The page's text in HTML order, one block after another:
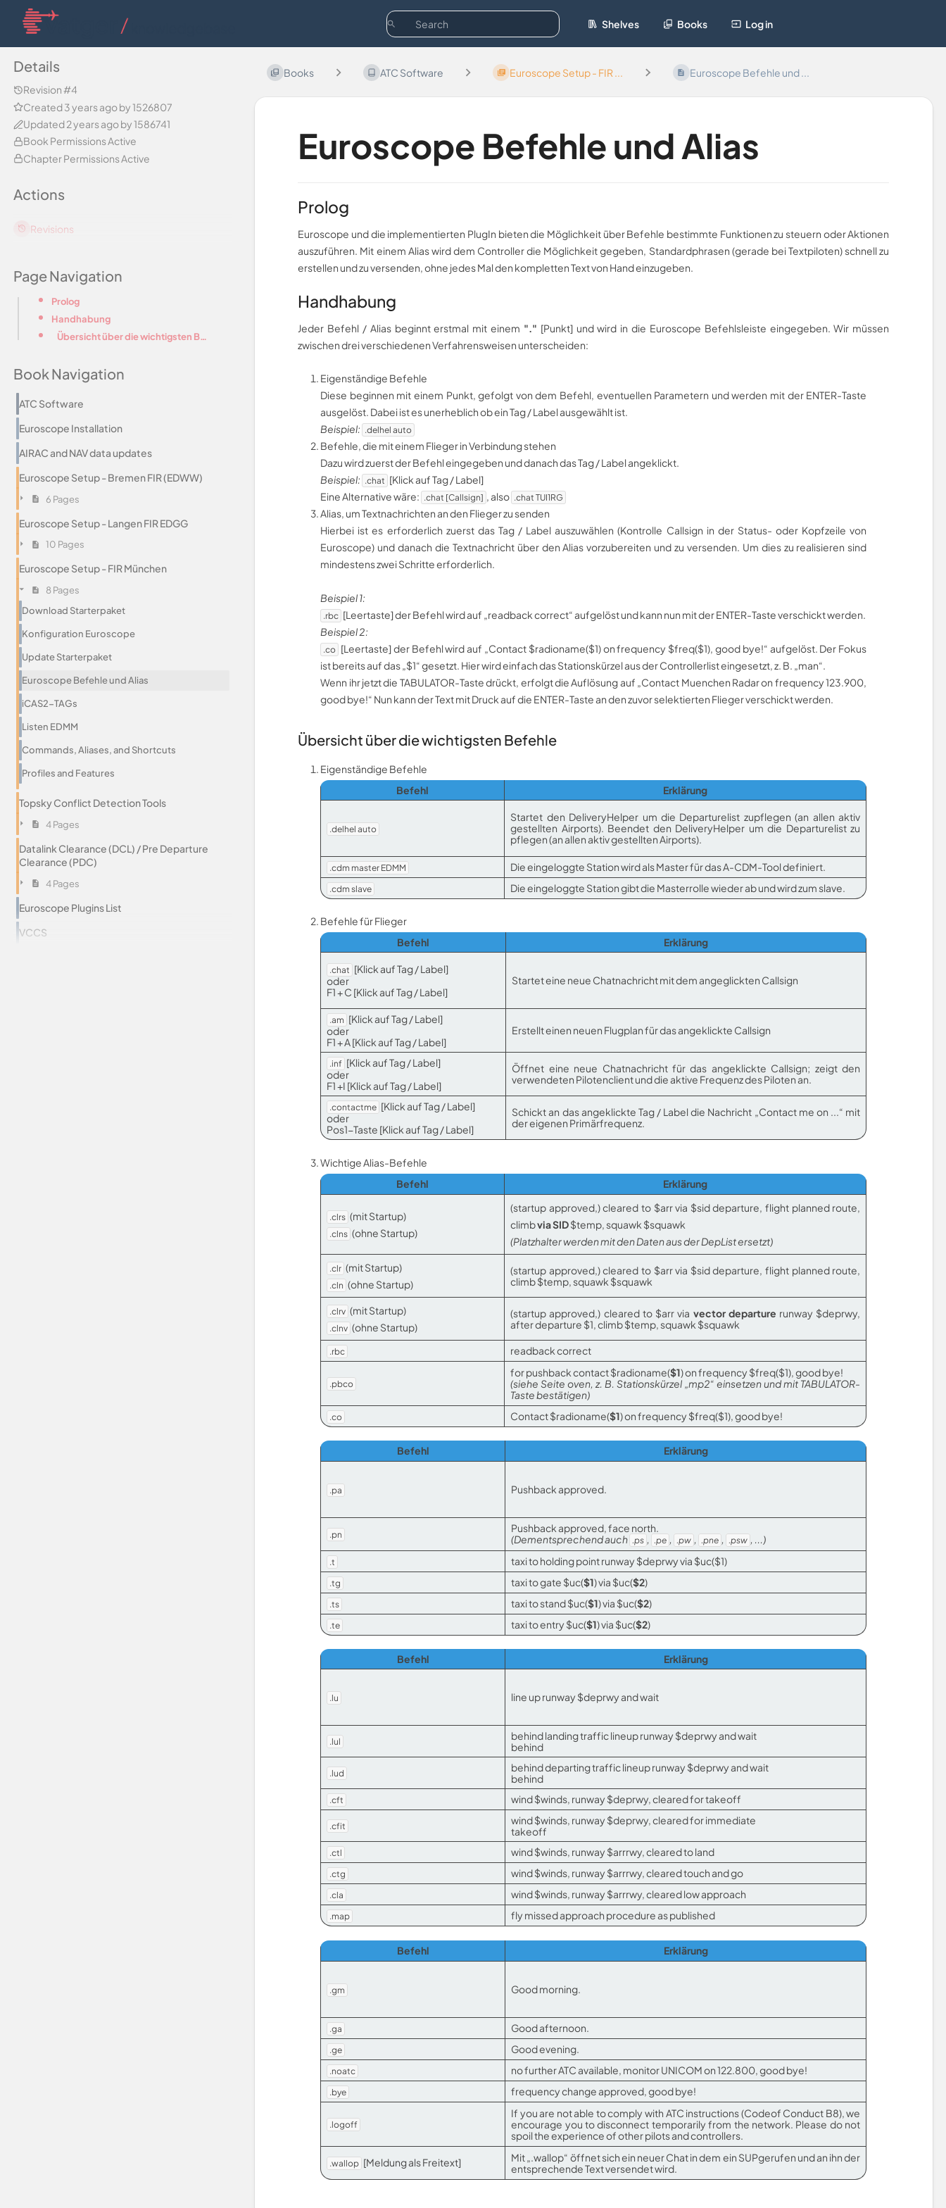
Shelves Books Log in
Details
Revision #4
Created3 years agoby 1526807
Updated2 years agoby 1586741
Book Permissions Active
Chapter Permissions Active
Actions
Revisions
Page Navigation
Prolog
Handhabung
Übersicht über die wichtigsten Befehle
Book Navigation
ATC Software
Euroscope Installation
AIRAC and NAV data updates
Euroscope Setup - Bremen FIR (EDWW)
6 Pages
Euroscope Setup - Langen FIR EDGG
10 Pages
Euroscope Setup - FIR München
8 Pages
Download Starterpaket
Konfiguration Euroscope
Update Starterpaket
Euroscope Befehle und Alias
iCAS2-TAGs
Listen EDMM
Commands, Aliases, and Shortcuts
Profiles and Features
Topsky Conflict Detection Tools
4 Pages
Datalink Clearance (DCL) / Pre Departure
Clearance (PDC)
4 Pages
Euroscope Plugins List
VCCS
Books ATC Software Euroscope Setup - FIR ... Euroscope Befehle und ...
Euroscope Befehle und Alias
Prolog
Euroscope und die implementierten PlugIn bieten die Möglichkeit über Befehle bestimmte Funktionen zu steuern oder Aktionen
auszuführen. Mit einem Alias wird dem Controller die Möglichkeit gegeben, Standardphrasen (gerade bei Textpiloten) schnell zu
erstellen und zu versenden, ohne jedes Mal den kompletten Text von Hand einzugeben.
Handhabung
Jeder Befehl / Alias beginnt erstmal mit einem "." [Punkt] und wird in die Euroscope Befehlsleiste eingegeben. Wir müssen
zwischen drei verschiedenen Verfahrensweisen unterscheiden:
Eigenständige Befehle
Diese beginnen mit einem Punkt, gefolgt von dem Befehl, eventuellen Parametern und werden mit der ENTER-Taste
ausgelöst. Dabei ist es unerheblich ob ein Tag / Label ausgewählt ist.
Beispiel: .delhel auto
Befehle, die mit einem Flieger in Verbindung stehen
Dazu wird zuerst der Befehl eingegeben und danach das Tag / Label angeklickt.
Beispiel: .chat [Klick auf Tag / Label]
Eine Alternative wäre: .chat [Callsign] , also .chat TUI1RG
Alias, um Textnachrichten an den Flieger zu senden
Hierbei ist es erforderlich zuerst das Tag / Label auszuwählen (Kontrolle Callsign in der Status- oder Kopfzeile von
Euroscope) und danach die Textnachricht über den Alias vorzubereiten und zu versenden. Um dies zu realisieren sind
mindestens zwei Schritte erforderlich.
Beispiel 1:
.rbc [Leertaste] der Befehl wird auf „readback correct“ aufgelöst und kann nun mit der ENTER-Taste verschickt werden.
Beispiel 2:
.co [Leertaste] der Befehl wird auf „Contact $radioname($1) on frequency $freq($1), good bye!“ aufgelöst. Der Fokus
ist bereits auf das „$1“ gesetzt. Hier wird einfach das Stationskürzel aus der Controllerlist eingesetzt, z. B. „man“.
Wenn ihr jetzt die TABULATOR-Taste drückt, erfolgt die Auflösung auf „Contact Muenchen Radar on frequency 123.900,
good bye!“ Nun kann der Text mit Druck auf die ENTER-Taste an den zuvor selektierten Flieger verschickt werden.
Übersicht über die wichtigsten Befehle
Eigenständige Befehle
Befehl
Erklärung
.delhel auto
Startet den DeliveryHelper um die Departurelist zupflegen (an allen aktiv
gestellten Airports). Beendet den DeliveryHelper um die Departurelist zu
pflegen (an allen aktiv gestellten Airports).
.cdm master EDMM Die eingeloggte Station wird als Master für das A-CDM-Tool definiert.
.cdm slave Die eingeloggte Station gibt die Masterrolle wieder ab und wird zum slave.
Befehle für Flieger
Befehl
Erklärung
.chat [Klick auf Tag / Label]
oder
F1 + C [Klick auf Tag / Label]
Startet eine neue Chatnachricht mit dem angeglickten Callsign
.am [Klick auf Tag / Label]
oder
F1 + A [Klick auf Tag / Label]
Erstellt einen neuen Flugplan für das angeklickte Callsign
.inf [Klick auf Tag / Label]
oder
F1 +I [Klick auf Tag / Label]
Öffnet eine neue Chatnachricht für das angeklickte Callsign; zeigt den
verwendeten Pilotenclient und die aktive Frequenz des Piloten an.
.contactme [Klick auf Tag / Label]
oder
Pos1-Taste [Klick auf Tag / Label]
Schickt an das angeklickte Tag / Label die Nachricht „Contact me on ...“ mit
der eigenen Primärfrequenz.
Wichtige Alias-Befehle
Befehl
Erklärung
.clrs (mit Startup)
.clns (ohne Startup)
(startup approved,) cleared to $arr via $sid departure, flight planned route,
climbvia SID$temp, squawk $squawk
(Platzhalter werden mit den Daten aus der DepList ersetzt)
.clr (mit Startup)
.cln (ohne Startup)
(startup approved,) cleared to $arr via $sid departure, flight planned route,
climb $temp, squawk $squawk
.clrv (mit Startup)
.clnv (ohne Startup)
(startup approved,) cleared to $arr via vector departure runway $deprwy,
after departure $1, climb $temp, squawk $squawk
.rbc readback correct
.pbco
for pushback contact $radioname($1) on frequency $freq($1), good bye!
(siehe Seite oven, z. B. Stationskürzel „mp2“ einsetzen und mit TABULATOR-
Taste bestätigen)
.co Contact $radioname($1) on frequency $freq($1), good bye!
Befehl Erklärung
.pa Pushback approved.
.pn
Pushback approved, face north.
(Dementsprechend auch .ps , .pe , .pw , .pne , .psw , ...)
.t taxi to holding point runway $deprwy via $uc($1)
.tg taxi to gate $uc($1) via $uc($2)
.ts taxi to stand $uc($1) via $uc($2)
.te taxi to entry $uc($1) via $uc($2)
Befehl Erklärung
.lu line up runway $deprwy and wait
.lul
behind landing traffic lineup runway $deprwy and wait
behind
.lud
behind departing traffic lineup runway $deprwy and wait
behind
.cft wind $winds, runway $deprwy, cleared for takeoff
.cfit
wind $winds, runway $deprwy, cleared for immediate
takeoff
.ctl wind $winds, runway $arrrwy, cleared to land
.ctg wind $winds, runway $arrrwy, cleared touch and go
.cla wind $winds, runway $arrrwy, cleared low approach
.map fly missed approach procedure as published
Befehl Erklärung
.gm Good morning.
.ga Good afternoon.
.ge Good evening.
.noatc no further ATC available, monitor UNICOM on 122.800, good bye!
.bye frequency change approved, good bye!
.logoff
If you are not able to comply with ATC instructions (Codeof Conduct B8), we
encourage you to disconnect temporarily from the network. Please do not
spoil the experience of other pilots and controllers.
.wallop [Meldung als Freitext]
Mit „.wallop“ öffnet sich ein neuer Chat in dem ein SUPgerufen und an ihn der
entsprechende Text versendet wird.